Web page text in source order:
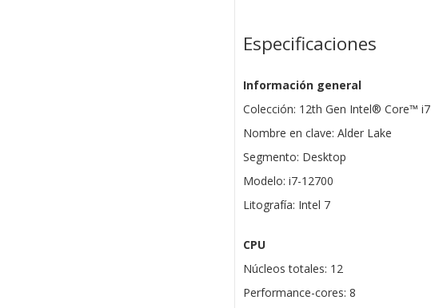
Especificaciones
Información general
Colección: 12th Gen Intel® Core™ i7
Nombre en clave: Alder Lake
Segmento: Desktop
Modelo: i7-12700
Litografía: Intel 7
CPU
Núcleos totales: 12
Performance-cores: 8